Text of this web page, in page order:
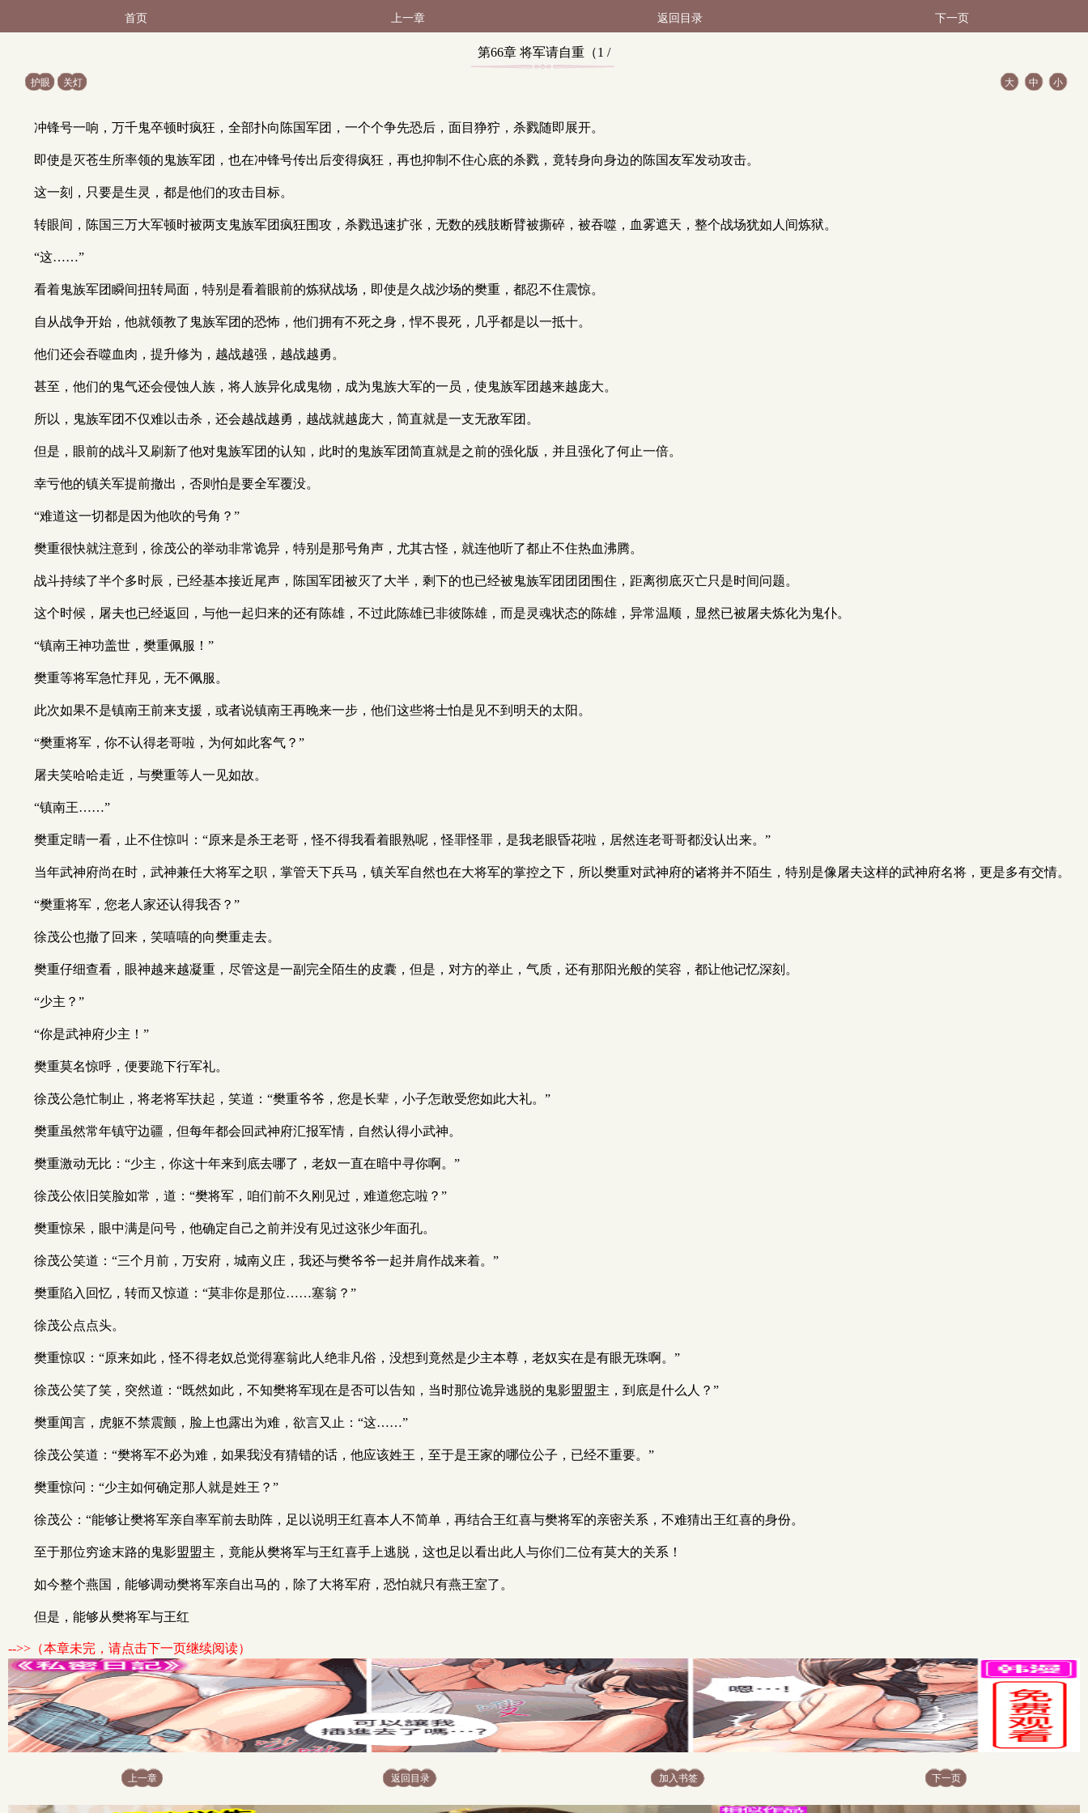
首页 上一章 返回目录 下一页
第66章 将军请自重（1 /
护眼 关灯 大 中 小
冲锋号一响，万千鬼卒顿时疯狂，全部扑向陈国军团，一个个争先恐后，面目狰狞，杀戮随即展开。
即使是灭苍生所率领的鬼族军团，也在冲锋号传出后变得疯狂，再也抑制不住心底的杀戮，竟转身向身边的陈国友军发动攻击。
这一刻，只要是生灵，都是他们的攻击目标。
转眼间，陈国三万大军顿时被两支鬼族军团疯狂围攻，杀戮迅速扩张，无数的残肢断臂被撕碎，被吞噬，血雾遮天，整个战场犹如人间炼狱。
“这……”
看着鬼族军团瞬间扭转局面，特别是看着眼前的炼狱战场，即使是久战沙场的樊重，都忍不住震惊。
自从战争开始，他就领教了鬼族军团的恐怖，他们拥有不死之身，悍不畏死，几乎都是以一抵十。
他们还会吞噬血肉，提升修为，越战越强，越战越勇。
甚至，他们的鬼气还会侵蚀人族，将人族异化成鬼物，成为鬼族大军的一员，使鬼族军团越来越庞大。
所以，鬼族军团不仅难以击杀，还会越战越勇，越战就越庞大，简直就是一支无敌军团。
但是，眼前的战斗又刷新了他对鬼族军团的认知，此时的鬼族军团简直就是之前的强化版，并且强化了何止一倍。
幸亏他的镇关军提前撤出，否则怕是要全军覆没。
“难道这一切都是因为他吹的号角？”
樊重很快就注意到，徐茂公的举动非常诡异，特别是那号角声，尤其古怪，就连他听了都止不住热血沸腾。
战斗持续了半个多时辰，已经基本接近尾声，陈国军团被灭了大半，剩下的也已经被鬼族军团团团围住，距离彻底灭亡只是时间问题。
这个时候，屠夫也已经返回，与他一起归来的还有陈雄，不过此陈雄已非彼陈雄，而是灵魂状态的陈雄，异常温顺，显然已被屠夫炼化为鬼仆。
“镇南王神功盖世，樊重佩服！”
樊重等将军急忙拜见，无不佩服。
此次如果不是镇南王前来支援，或者说镇南王再晚来一步，他们这些将士怕是见不到明天的太阳。
“樊重将军，你不认得老哥啦，为何如此客气？”
屠夫笑哈哈走近，与樊重等人一见如故。
“镇南王……”
樊重定睛一看，止不住惊叫：“原来是杀王老哥，怪不得我看着眼熟呢，怪罪怪罪，是我老眼昏花啦，居然连老哥哥都没认出来。”
当年武神府尚在时，武神兼任大将军之职，掌管天下兵马，镇关军自然也在大将军的掌控之下，所以樊重对武神府的诸将并不陌生，特别是像屠夫这样的武神府名将，更是多有交情。
“樊重将军，您老人家还认得我否？”
徐茂公也撤了回来，笑嘻嘻的向樊重走去。
樊重仔细查看，眼神越来越凝重，尽管这是一副完全陌生的皮囊，但是，对方的举止，气质，还有那阳光般的笑容，都让他记忆深刻。
“少主？”
“你是武神府少主！”
樊重莫名惊呼，便要跪下行军礼。
徐茂公急忙制止，将老将军扶起，笑道：“樊重爷爷，您是长辈，小子怎敢受您如此大礼。”
樊重虽然常年镇守边疆，但每年都会回武神府汇报军情，自然认得小武神。
樊重激动无比：“少主，你这十年来到底去哪了，老奴一直在暗中寻你啊。”
徐茂公依旧笑脸如常，道：“樊将军，咱们前不久刚见过，难道您忘啦？”
樊重惊呆，眼中满是问号，他确定自己之前并没有见过这张少年面孔。
徐茂公笑道：“三个月前，万安府，城南义庄，我还与樊爷爷一起并肩作战来着。”
樊重陷入回忆，转而又惊道：“莫非你是那位……塞翁？”
徐茂公点点头。
樊重惊叹：“原来如此，怪不得老奴总觉得塞翁此人绝非凡俗，没想到竟然是少主本尊，老奴实在是有眼无珠啊。”
徐茂公笑了笑，突然道：“既然如此，不知樊将军现在是否可以告知，当时那位诡异逃脱的鬼影盟盟主，到底是什么人？”
樊重闻言，虎躯不禁震颤，脸上也露出为难，欲言又止：“这……”
徐茂公笑道：“樊将军不必为难，如果我没有猜错的话，他应该姓王，至于是王家的哪位公子，已经不重要。”
樊重惊问：“少主如何确定那人就是姓王？”
徐茂公：“能够让樊将军亲自率军前去助阵，足以说明王红喜本人不简单，再结合王红喜与樊将军的亲密关系，不难猜出王红喜的身份。
至于那位穷途末路的鬼影盟盟主，竟能从樊将军与王红喜手上逃脱，这也足以看出此人与你们二位有莫大的关系！
如今整个燕国，能够调动樊将军亲自出马的，除了大将军府，恐怕就只有燕王室了。
但是，能够从樊将军与王红
-->>（本章未完，请点击下一页继续阅读）
上一章 返回目录 加入书签 下一页